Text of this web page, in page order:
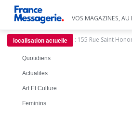
VOS MAGAZINES, AU
localisation actuelle : 155 Rue Saint
Quotidiens
Actualites
Art Et Culture
Feminins